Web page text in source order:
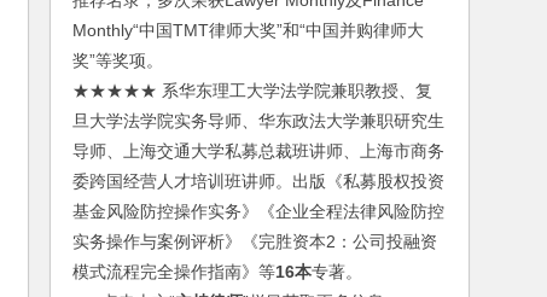
Monthly“中国TMT律师大奖”和“中国并购律师大
奖”等奖项。
★★★★★ 系华东理工大学法学院兼职教授、复
旦大学法学院实务导师、华东政法大学兼职研究生
导师、上海交通大学私募总裁班讲师、上海市商务
委跨国经营人才培训班讲师。出版《私募股权投资
基金风险防控操作实务》《企业全程法律风险防控
实务操作与案例评析》《完胜资本2：公司投融资
模式流程完全操作指南》等16本专著。